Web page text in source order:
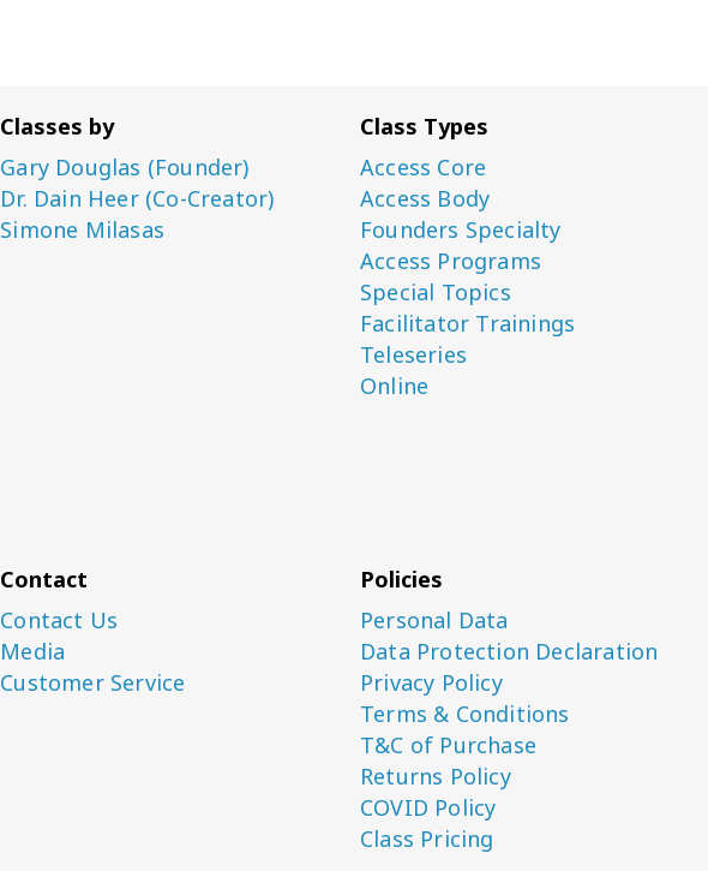
Classes by
Gary Douglas (Founder)
Dr. Dain Heer (Co-Creator)
Simone Milasas
Class Types
Access Core
Access Body
Founders Specialty
Access Programs
Special Topics
Facilitator Trainings
Teleseries
Online
Contact
Contact Us
Media
Customer Service
Policies
Personal Data
Data Protection Declaration
Privacy Policy
Terms & Conditions
T&C of Purchase
Returns Policy
COVID Policy
Class Pricing